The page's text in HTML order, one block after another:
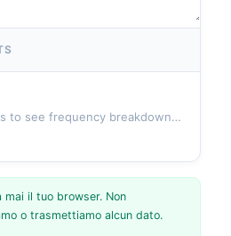
to see frequency breakdown…
mai il tuo browser. Non
o trasmettiamo alcun dato.